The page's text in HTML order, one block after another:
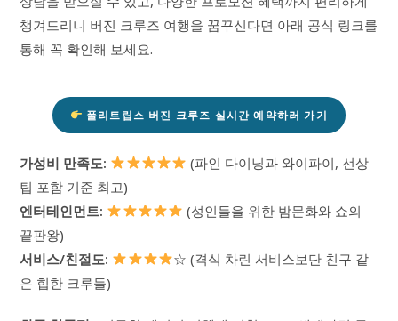
챙겨드리니 버진 크루즈 여행을 꿈꾸신다면 아래 공식 링크를
통해 꼭 확인해 보세요.
폴리트립스 버진 크루즈 실시간 예약하러 가기
가성비 만족도:
(파인 다이닝과 와이파이, 선상
팁 포함 기준 최고)
엔터테인먼트:
(성인들을 위한 밤문화와 쇼의
끝판왕)
서비스/친절도:
☆ (격식 차린 서비스보단 친구 같
은 힙한 크루들)